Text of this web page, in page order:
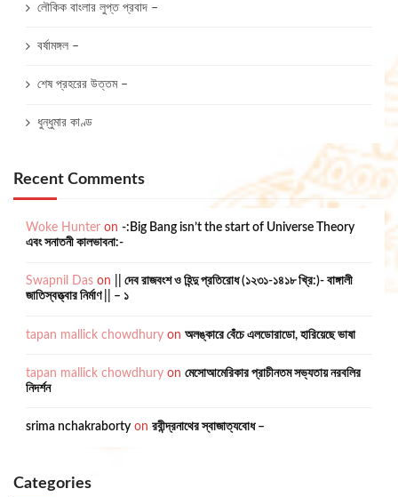
লৌকিক বাংলার লুপ্ত প্রবাদ –
বর্ষামঙ্গল –
শেষ প্রহরের উত্তম –
ধুন্ধুমার কাণ্ড
Recent Comments
Woke Hunter on -:Big Bang isn’t the start of Universe Theory
এবং সনাতনী কালভাবনা:-
Swapnil Das on
|| দেব রাজবংশ ও হিন্দু প্রতিরোধ (১২৩১-১৪১৮ খ্রি:)- বাঙ্গালী
জাতিস্বত্ত্বার নির্মাণ || – ১
tapan mallick chowdhury on অলঙ্কারে বেঁচে এলডোরাডো, হারিয়েছে ভাষা
tapan mallick chowdhury on মেসোআমেরিকার প্রাচীনতম সভ্যতায় নরবলির
নিদর্শন
srima nchakraborty on রবীন্দ্রনাথের স্বাজাত্যবোধ –
Categories